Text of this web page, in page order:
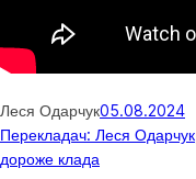
Леся Одарчук05.08.2024
Перекладач: Леся Одарчук
дороже клада